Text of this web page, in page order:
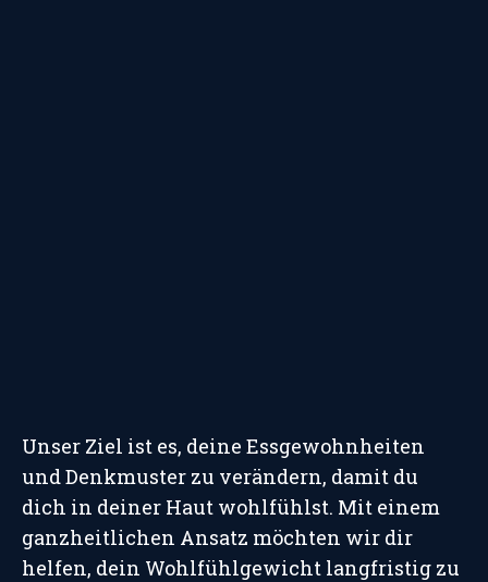
Unser Ziel ist es, deine Essgewohnheiten
und Denkmuster zu verändern, damit du
dich in deiner Haut wohlfühlst. Mit einem
ganzheitlichen Ansatz möchten wir dir
helfen, dein Wohlfühlgewicht langfristig zu